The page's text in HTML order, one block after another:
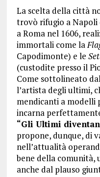
La scelta della città
trovò rifugio a Napoli
a Roma nel 1606,
immortali come la
Capodimonte) e le
(custodite presso il
Come sottolineato
l’artista degli ultimi,
mendicanti a modelli
incarna
“Gli Ultimi
propone, dunque, di
nell’attualità
bene della comunità,
anche dal plauso